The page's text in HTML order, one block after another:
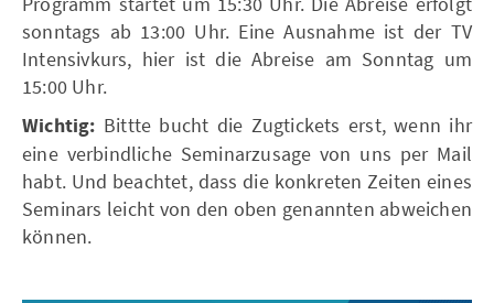
sonntags ab 13:00 Uhr. Eine Ausnahme ist der TV
Intensivkurs, hier ist die Abreise am Sonntag um
15:00 Uhr.
Wichtig: Bittte bucht die Zugtickets erst, wenn ihr
eine verbindliche Seminarzusage von uns per Mail
habt. Und beachtet, dass die konkreten Zeiten eines
Seminars leicht von den oben genannten abweichen
können.